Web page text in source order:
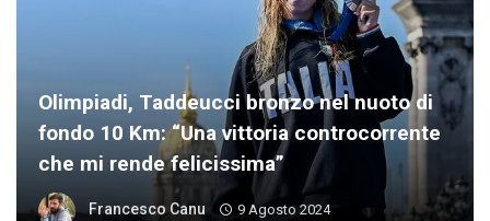
Olimpiadi, Taddeucci bronzo nel nuoto di
fondo 10 Km: “Una vittoria controcorrente
che mi rende felicissima”
Francesco Canu 9 Agosto 2024